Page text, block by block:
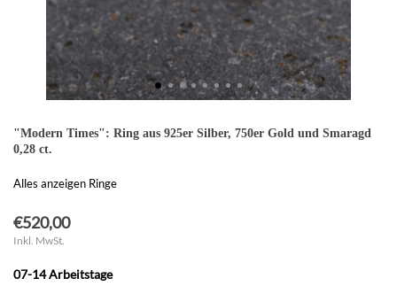
"Modern Times": Ring aus 925er Silber, 750er Gold und Smaragd
0,28 ct.
Alles anzeigen Ringe
€520,00
Inkl. MwSt.
07-14 Arbeitstage